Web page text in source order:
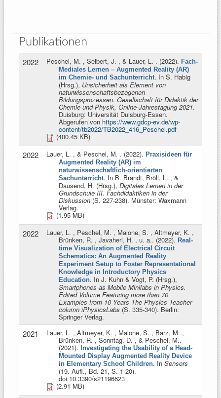
Publikationen
2022 Peschel, M. , Seibert, J. , & Lauer, L. . (2022). Fach-
Mediales Lernen – Augmented Reality (AR)
im Chemie- und Sachunterricht. In S. Habig
(Hrsg.), Unsicherheit als Element von
naturwissenschaftsbezogenen
Bildungsprozessen. Gesellschaft für Didaktik der
Chemie und Physik, Online-Jahrestagung 2021.
Duisburg: Universität Duisburg-Essen.
Abgerufen von https://www.gdcp-ev.de/wp-
content/tb2022/TB2022_416_Peschel.pdf
(400.45 KB)
2022 Lauer, L. , & Peschel, M. . (2022). Praxisideen für
Augmented Reality (AR) im
naturwissenschaftlich-orientierten
Sachunterricht. In B. Brandt, Bröll, L. , &
Dausend, H. (Hrsg.), Digitales Lernen in der
Grundschule III. Fachdidaktiken in der
Diskussion (S. 227-238). Münster: Waxmann
Verlag.
(1.95 MB)
2022 Lauer, L. , Peschel, M. , Malone, S. , Altmeyer, K. ,
Brünken, R. , Javaheri, H. , u. a.. (2022). Real-
time Visualization of Electrical Circuit
Schematics: An Augmented Reality
Experiment Setup to Foster Representational
Knowledge in Introductory Physics
Education. In J. Kuhn & Vogt, P. (Hrsg.),
Smartphones as Mobile Minilabs in Physics.
Edited Volume Featuring more than 70
Examples from 10 Years The Physics Teacher-
column iPhysicsLabs (S. 335-340). Berlin:
Springer Verlag.
2021 Lauer, L. , Altmeyer, K. , Malone, S. , Barz, M. ,
Brünken, R. , Sonntag, D. , & Peschel, M..
(2021). Investigating the Usability of a Head-
Mounted Display Augmented Reality Device
in Elementary School Children. In Sensors
(19. Aufl., Bd. 21, S. 1-20).
doi:10.3390/s21196623
(2.91 MB)